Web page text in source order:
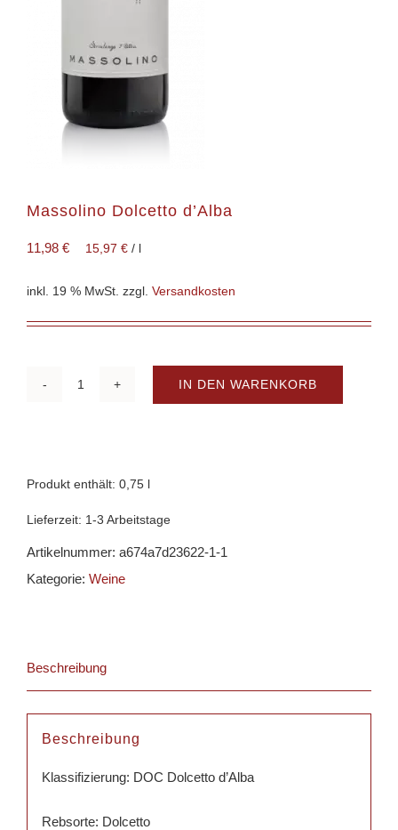
Massolino Dolcetto d’Alba
11,98 € 15,97 € /
inkl. 19 % MwSt. zzgl. Versandkosten
Menge
IN DEN WARENKORB
Produkt enthält: 0,75
Lieferzeit: 1-3 Arbeitstage
Artikelnummer: a674a7d23622-1-1
Kategorie: Weine
Beschreibung
Beschreibung
Klassifizierung: DOC Dolcetto d’Alba
Rebsorte: Dolcetto